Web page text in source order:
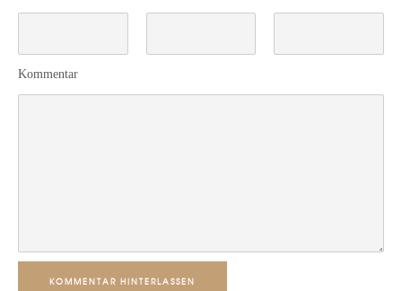
Kommentar
KOMMENTAR HINTERLASSEN